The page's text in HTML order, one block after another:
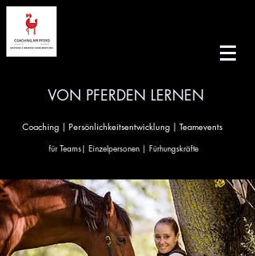
VON PFERDEN LERNEN
Coaching | Persönlichkeitsentwicklung | Teamevents
für Teams| Einzelpersonen | Fürhungskräfte